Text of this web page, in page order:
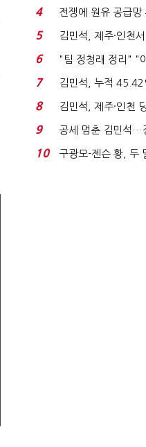
는 추가투표 때리기
4
전쟁에 원유 공급
에너지안보 핵심...
5
김민석, 제주·인천
'1위 탈환'(종합)...
6
"팀 정청래 정리" "
주 최고위원 계파 다
7
김민석, 누적
청래와 격차
8
김민석, 제주·인천
위'(1보)...
9
공세 멈춘 김민석…
가 수습"
10
구광모-젠슨 황, 두